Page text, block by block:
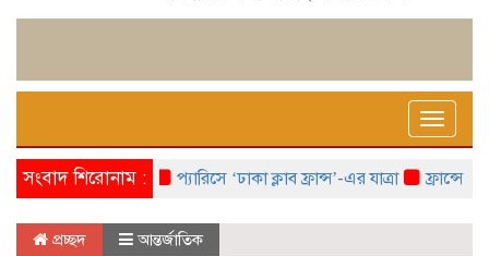
Toggle
সংবাদ শিরোনাম :প্যারিসে ‘ঢাকা ক্লাব ফ্রান্স’-এর যাত্রা ফ্রান্সে
প্রচ্ছদ আন্তর্জাতিক